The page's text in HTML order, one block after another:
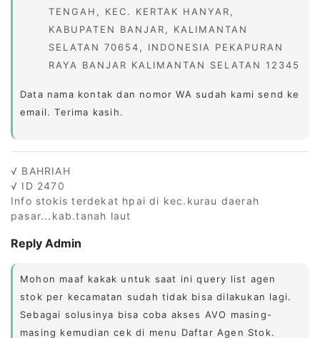
TENGAH, KEC. KERTAK HANYAR,
KABUPATEN BANJAR, KALIMANTAN
SELATAN 70654, INDONESIA PEKAPURAN
RAYA BANJAR KALIMANTAN SELATAN 12345
Data nama kontak dan nomor WA sudah kami send ke
email. Terima kasih.
√ BAHRIAH
√ ID 2470
Info stokis terdekat hpai di kec.kurau daerah
pasar...kab.tanah laut
Reply Admin
Mohon maaf kakak untuk saat ini query list agen
stok per kecamatan sudah tidak bisa dilakukan lagi.
Sebagai solusinya bisa coba akses AVO masing-
masing kemudian cek di menu Daftar Agen Stok.